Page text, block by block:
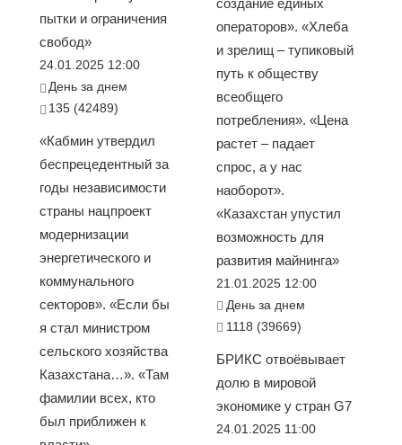
пытки и ограничения
свобод»
24.01.2025 12:00
День за днем
135 (42489)
«Кабмин утвердил
беспрецедентный за
годы независимости
страны нацпроект
модернизации
энергетического и
коммунального
секторов». «Если бы
я стал министром
сельского хозяйства
Казахстана…». «Там
фамилии всех, кто
был приближен к
операторов». «Хлеба
и зрелищ – тупиковый
путь к обществу
всеобщего
потребления». «Цена
растет – падает
спрос, а у нас
наоборот».
«Казахстан упустил
возможность для
развития майнинга»
21.01.2025 12:00
День за днем
1118 (39669)
БРИКС отвоёвывает
долю в мировой
экономике у стран G7
24.01.2025 11:00